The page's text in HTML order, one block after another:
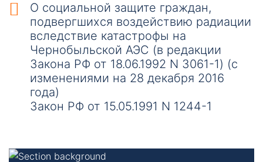
О социальной защите граждан,
подвергшихся воздействию радиации
вследствие катастрофы на
Чернобыльской АЭС (в редакции
Закона РФ от 18.06.1992 N 3061-1) (с
изменениями на 28 декабря 2016
года)
Закон РФ от 15.05.1991 N 1244-1